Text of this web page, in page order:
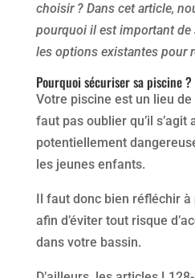
choisir ? Dans cet article,
pourquoi il est important de
les options existantes pour
Pourquoi sécuriser sa piscine ?
Votre piscine est un lieu
faut pas oublier qu’il s’agit
potentiellement
les jeunes enfants.
Il faut donc bien réfléchir à
afin d’éviter tout risque
dans votre bassin.